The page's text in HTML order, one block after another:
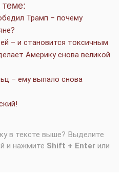
теме:
Трамп – почему
– и становится токсичным
Америку снова великой
– ему выпало снова
в тексте выше? Выделите
и нажмите Shift + Enter или